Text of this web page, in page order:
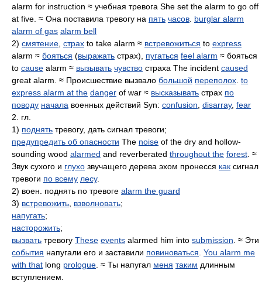
alarm for instruction ≈ учебная тревога She set the alarm to go off
at five. ≈ Она поставила тревогу на пять часов burglar alarm
alarm of gas alarm bell
2) смятение страх to take alarm ≈ встревожиться to express
alarm ≈ бояться (выражать страх), пугаться feel alarm ≈ бояться
to cause alarm ≈ вызывать чувство страха The incident caused
great alarm. ≈ Происшествие вызвало большой переполох to
express alarm at the danger of war ≈ высказывать страх по
поводу начала военных действий Syn: confusion disarray, fear
2. гл.
1) поднять тревогу, дать сигнал тревоги;
предупредить об опасности The noise of the dry and hollow-
sounding wood alarmed and reverberated throughout the forest . ≈
Звук сухого и глухо звучащего дерева эхом пронесся как сигнал
тревоги по всему лесу.
2) воен. поднять по тревоге alarm the guard
3) встревожить взволновать;
напугать;
насторожить;
вызвать тревогу These events alarmed him into submission . ≈ Эти
события напугали его и заставили повиноваться You alarm me
with that long prologue . ≈ Ты напугал меня таким длинным
вступлением.